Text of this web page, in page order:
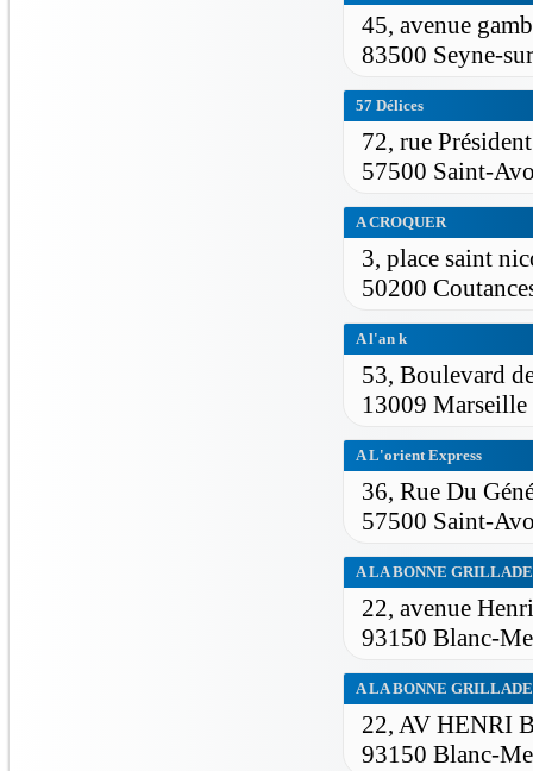
45, avenue
83500 Seyne-
57 Délices
72, rue
57500 Saint-
A CROQUER
3, place saint
50200
A l'an k
53, Boulevard
13009 Marseille
A L'orient Express
36, Rue Du
57500 Saint-
A LA BONNE GRILLADE
22, avenue
93150 Blanc-
A LA BONNE GRILLADE
22, AV HENRI
93150 Blanc-